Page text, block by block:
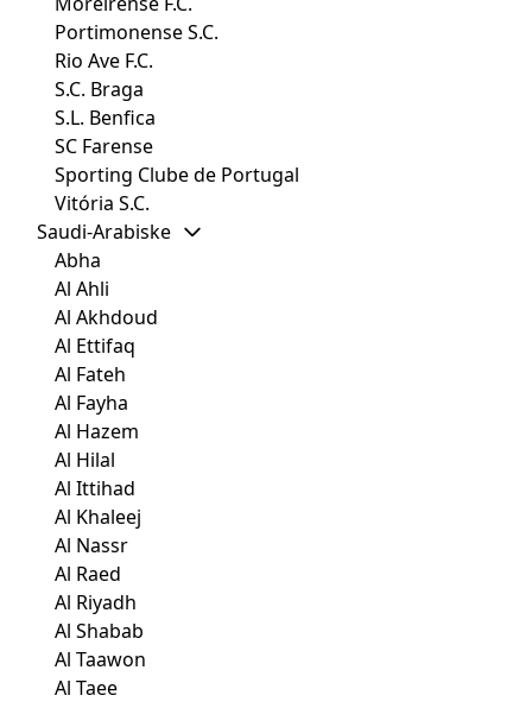
Portimonense S.C.
Rio Ave F.C.
S.C. Braga
S.L. Benfica
SC Farense
Sporting Clube de Portugal
Vitória S.C.
Saudi-Arabiske
Abha
Al Ahli
Al Akhdoud
Al Ettifaq
Al Fateh
Al Fayha
Al Hazem
Al Hilal
Al Ittihad
Al Khaleej
Al Nassr
Al Raed
Al Riyadh
Al Shabab
Al Taawon
Al Taee